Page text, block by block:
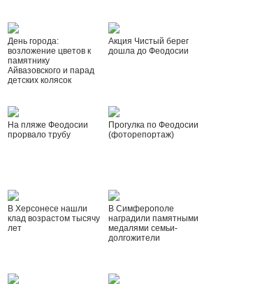
День города:
возложение цветов к
памятнику
Айвазовского и парад
детских колясок
Акция Чистый берег
дошла до Феодосии
На пляже Феодосии
прорвало трубу
Прогулка по Феодосии
(фоторепортаж)
В Херсонесе нашли
клад возрастом тысячу
лет
В Симферополе
наградили памятными
медалями семьи-
долгожители